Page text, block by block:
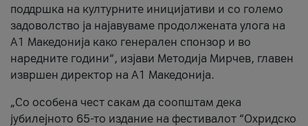
поддршка на културните иницијативи и со големо
задоволство ја најавуваме продолжената улога на
A1 Македонија како генерален спонзор и во
наредните години“, изјави Методија Мирчев, главен
извршен директор на A1 Македонија.
„Со особена чест сакам да соопштам дека
јубилејното 65-то издание на фестивалот “Охридско